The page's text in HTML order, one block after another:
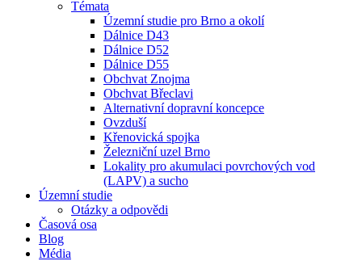
Témata
Územní studie pro Brno a okolí
Dálnice D43
Dálnice D52
Dálnice D55
Obchvat Znojma
Obchvat Břeclavi
Alternativní dopravní koncepce
Ovzduší
Křenovická spojka
Železniční uzel Brno
Lokality pro akumulaci povrchových vod
(LAPV) a sucho
Územní studie
Otázky a odpovědi
Časová osa
Blog
Média